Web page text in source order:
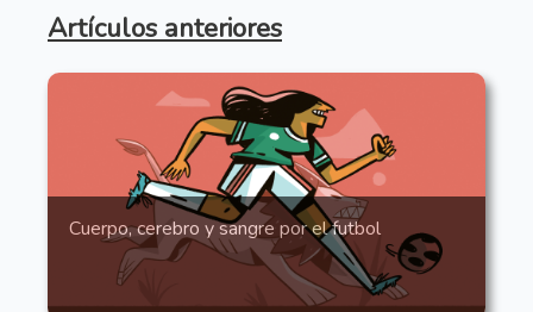
Artículos anteriores
Cuerpo, cerebro y sangre por el futbol